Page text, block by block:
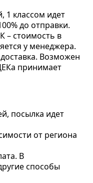
1 классом идет
до отправки.
– стоимость в
у менеджера.
Возможен
принимает
посылка идет
от региона
В
способы